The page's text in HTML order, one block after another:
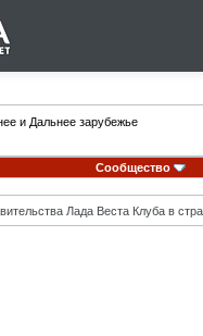
и Дальнее зарубежье
Сообщество
Лада Веста Клуба в